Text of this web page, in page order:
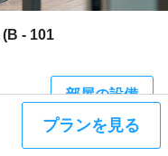
プランを見る
- 101
部屋の設備
(B - 101